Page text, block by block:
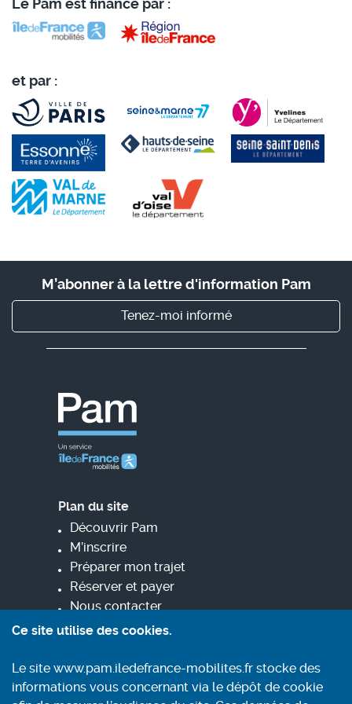
Ce site utilise des cookies.
Le site www.pam.iledefrance-mobilites.fr stocke des
informations vous concernant via le dépôt de cookie
Le Pam est financé par :
et par :
M’abonner à la lettre d'information Pam
Tenez-moi informé
Plan du site
Découvrir Pam
M’inscrire
Préparer mon trajet
Réserver et payer
Nous contacter
Contact
Conditions générales d'utilisation